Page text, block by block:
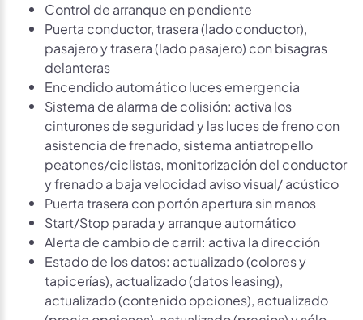
Control de arranque en pendiente
Puerta conductor, trasera (lado conductor),
pasajero y trasera (lado pasajero) con bisagras
delanteras
Encendido automático luces emergencia
Sistema de alarma de colisión: activa los
cinturones de seguridad y las luces de freno con
asistencia de frenado, sistema antiatropello
peatones/ciclistas, monitorización del conductor
y frenado a baja velocidad aviso visual/ acústico
Puerta trasera con portón apertura sin manos
Start/Stop parada y arranque automático
Alerta de cambio de carril: activa la dirección
Estado de los datos: actualizado (colores y
tapicerías), actualizado (datos leasing),
actualizado (contenido opciones), actualizado